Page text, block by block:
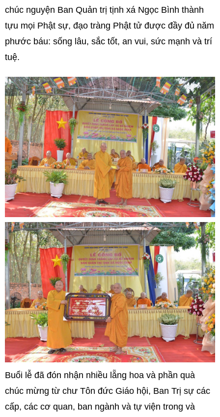
chúc nguyện Ban Quản trị tịnh xá Ngọc Bình thành
tựu mọi Phật sự, đạo tràng Phật tử được đầy đủ năm
phước báu: sống lâu, sắc tốt, an vui, sức mạnh và trí
tuệ.
Buổi lễ đã đón nhận nhiều lẵng hoa và phần quà
chúc mừng từ chư Tôn đức Giáo hội, Ban Trị sự các
cấp, các cơ quan, ban ngành và tự viện trong và